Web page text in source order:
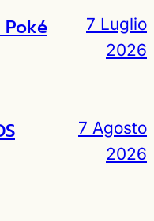
7 Luglio
2026
7 Agosto
2026